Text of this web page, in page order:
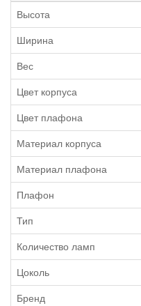
Высота
Ширина
Вес
Цвет корпуса
Цвет плафона
Материал корпуса
Материал плафона
Плафон
Тип
Количество ламп
Цоколь
Бренд